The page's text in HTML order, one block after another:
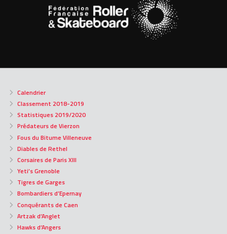
Calendrier
Classement 2018-2019
Statistiques 2019/2020
Prédateurs de Vierzon
Fous du Bitume Villeneuve
Diables de Rethel
Corsaires de Paris XIII
Yeti’s Grenoble
Tigres de Garges
Bombardiers d’Epernay
Conquérants de Caen
Artzak d’Anglet
Hawks d’Angers